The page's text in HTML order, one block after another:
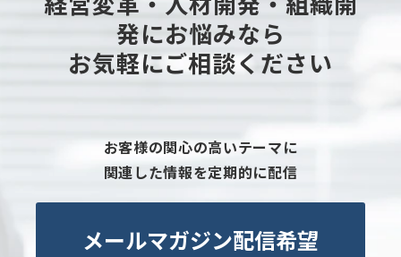
発にお悩みなら
お気軽にご相談ください
お客様の関心の高いテーマに
関連した情報を定期的に配信
メールマガジン配信希望